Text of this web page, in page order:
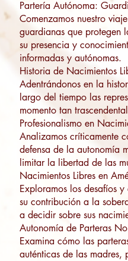
Partería Autónoma:
Comenzamos nuestro
guardianas que protegen
su presencia y
informadas y autónomas.
Historia de Nacimientos
Adentrándonos en la
largo del tiempo las
momento tan
Profesionalismo en
Analizamos críticamente
defensa de la autonomía
limitar la libertad de las
Nacimientos Libres en
Exploramos los desafíos
su contribución a la
a decidir sobre sus
Autonomía de Parteras
Examina cómo las
auténticas de las madres,